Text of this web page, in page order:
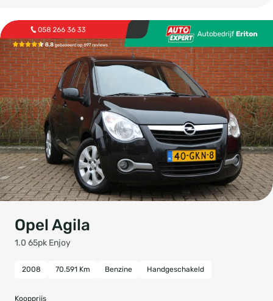
Opel Agila
1.0 65pk Enjoy
2008 70.591 Km Benzine Handgeschakeld
Koopprijs